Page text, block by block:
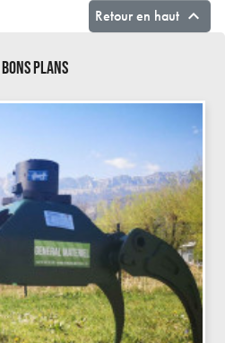
PLANS
Retour en haut 